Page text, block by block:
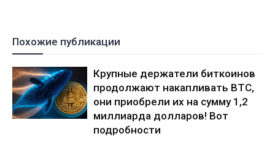
Похожие публикации
Крупные держатели биткоинов
продолжают накапливать BTC,
они приобрели их на сумму 1,2
миллиарда долларов! Вот
подробности